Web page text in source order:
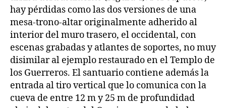
hay pérdidas como las dos versiones de una
mesa-trono-altar originalmente adherido al
interior del muro trasero, el occidental, con
escenas grabadas y atlantes de soportes, no muy
disimilar al ejemplo restaurado en el Templo de
los Guerreros. El santuario contiene además la
entrada al tiro vertical que lo comunica con la
cueva de entre 12 m y 25 m de profundidad